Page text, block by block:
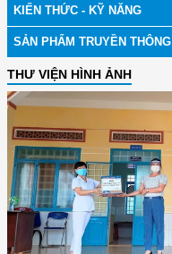
KIẾN THỨC - KỸ NĂNG
SẢN PHẨM TRUYỀN THÔNG
THƯ VIỆN HÌNH ẢNH